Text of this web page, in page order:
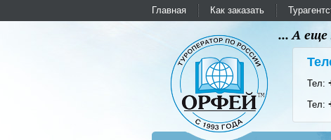
Главная Как заказать
... А
Тел:
Тел: